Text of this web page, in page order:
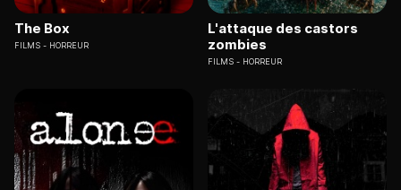
The Box
FILMS HORREUR
L'attaque des castors
zombies
FILMS HORREUR